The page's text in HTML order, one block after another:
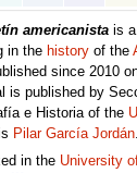
americanistais a
in the historyof the
since 2010
is published by
e Historia of the
Pilar García Jordán.
in the University